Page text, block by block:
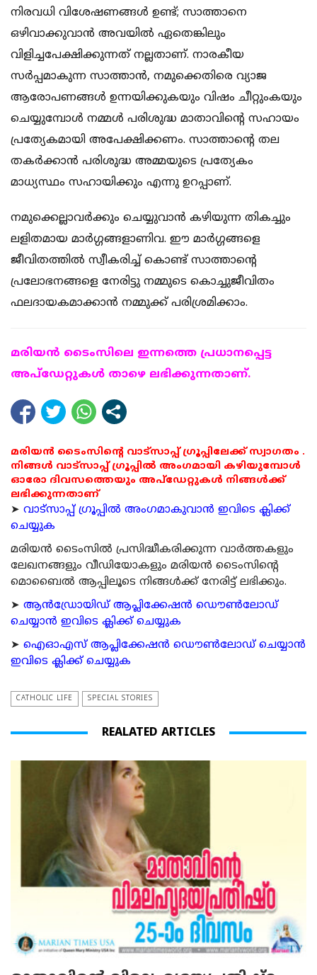
നിരവധി വിശേഷണങ്ങള്‍ ഉണ്ട്; സാത്താനെ
ഒഴിവാക്കുവാന്‍ അവയില്‍ ഏതെങ്കിലും
വിളിച്ചപേക്ഷിക്കുന്നത് നല്ലതാണ്. നാരകീയ
സര്‍പ്പമാകുന്ന സാത്താന്‍, നമുക്കെതിരെ വ്യാജ
ആരോപണങ്ങള്‍ ഉന്നയിക്കുകയും വിഷം ചീറ്റുംകയും
ചെയ്യുമ്പോള്‍ നമ്മള്‍ പരിശുദ്ധ മാതാവിന്റെ സഹായം
പ്രത്യേകമായി അപേക്ഷിക്കണം. സാത്താന്റെ തല
തകര്‍ക്കാന്‍ പരിശുദ്ധ അമ്മയുടെ പ്രത്യേകം
മാധ്യസ്ഥം സഹായിക്കും എന്നു ഉറപ്പാണ്.
നമുക്കെല്ലാവര്‍ക്കും ചെയ്യുവാന്‍ കഴിയുന്ന തികച്ചും
ലളിതമായ മാര്‍ഗ്ഗങ്ങളാണിവ. ഈ മാര്‍ഗ്ഗങ്ങളെ
ജീവിതത്തില്‍ സ്വീകരിച്ച് കൊണ്ട് സാത്താന്റെ
പ്രലോഭനങ്ങളെ നേരിട്ടു നമ്മുടെ കൊച്ചുജീവിതം
ഫലദായകമാക്കാന്‍ നമ്മുക്ക് പരിശ്രമിക്കാം.
മരിയന്‍ ടൈംസിലെ ഇന്നത്തെ പ്രധാനപ്പെട്ട
അപ്ഡേറ്റുകള്‍ താഴെ ലഭിക്കുന്നതാണ്.
മരിയൻ ടൈംസിന്റെ വാട്സാപ്പ് ഗ്രൂപ്പിലേക്ക് സ്വാഗതം .
നിങ്ങൾ വാട്സാപ്പ് ഗ്രൂപ്പിൽ അംഗമായി കഴിയുമ്പോൾ
ഓരോ ദിവസത്തെയും അപ്ഡേറ്റുകൾ നിങ്ങൾക്ക്
ലഭിക്കുന്നതാണ്
➤ വാട്സാപ്പ് ഗ്രൂപ്പിൽ അംഗമാകുവാൻ ഇവിടെ ക്ലിക്ക്
ചെയ്യുക
മരിയന്‍ ടൈംസില്‍ പ്രസിദ്ധീകരിക്കുന്ന വാര്‍ത്തകളും
ലേഖനങ്ങളും വീഡിയോകളും മരിയന്‍ ടൈംസിന്റെ
മൊബൈല്‍ ആപ്പിലൂടെ നിങ്ങള്‍ക്ക് നേരിട്ട് ലഭിക്കും.
➤ ആന്‍ഡ്രോയിഡ് ആപ്ലിക്കേഷന്‍ ഡൌണ്‍ലോഡ്
ചെയ്യാന്‍ ഇവിടെ ക്ലിക്ക് ചെയ്യുക
➤ ഐഓഎസ് ആപ്ലിക്കേഷന്‍ ഡൌണ്‍ലോഡ് ചെയ്യാന്‍
ഇവിടെ ക്ലിക്ക് ചെയ്യുക
CATHOLIC LIFE SPECIAL STORIES
REALATED ARTICLES